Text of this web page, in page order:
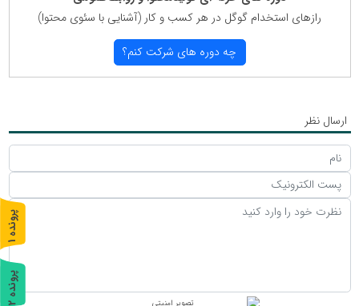
رازهای استخدام گوگل در هر كسب و كار (آشنایی با سئوی محتوا)
چه دوره های شركت كنم؟
ارسال نظر
پ
ر
و
ن
د
ه
1
پ
ر
و
ن
د
ه
2